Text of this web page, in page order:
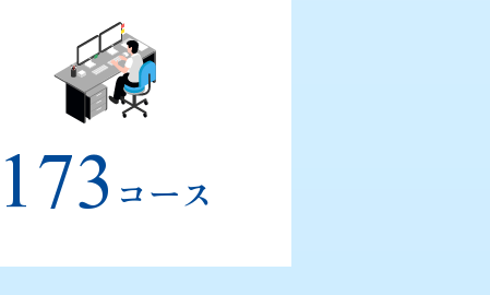
173 コース